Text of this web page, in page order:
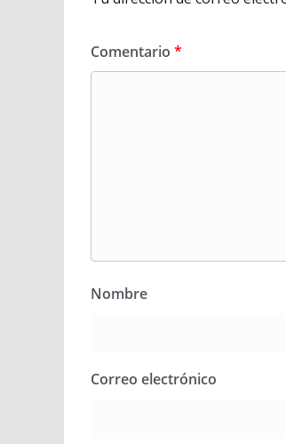
Comentario *
Nombre
Correo electrónico